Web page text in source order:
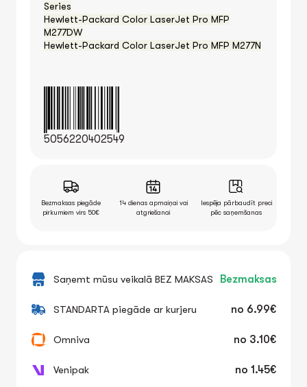
Series
Hewlett-Packard Color LaserJet Pro MFP
M277DW
Hewlett-Packard Color LaserJet Pro MFP M277N
5056220402549
Bezmaksas piegāde
pirkumiem virs 50€
14 dienas apmaiņai vai
atgriešanai
Iespēja pārbaudīt preci
pēc saņemšanas
Saņemt mūsu veikalā BEZ MAKSAS Bezmaksas
STANDARTA piegāde ar kurjeru no 6.99€
Omniva no 3.10€
Venipak no 1.45€